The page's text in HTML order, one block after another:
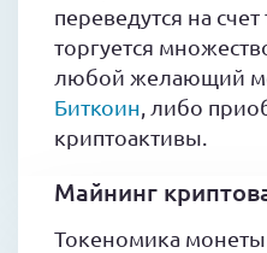
переведутся на
торгуется
любой желающий
Биткоин , либо
криптоактивы.
Майнинг
Токеномика монеты